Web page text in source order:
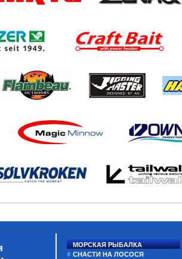
МОРСКАЯ РЫБАЛКА
СНАСТИ НА ЛОСОСЯ